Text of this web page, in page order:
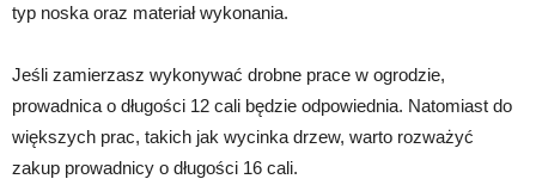
typ noska oraz materiał wykonania.
Jeśli zamierzasz wykonywać drobne prace w ogrodzie,
prowadnica o długości 12 cali będzie odpowiednia. Natomiast do
większych prac, takich jak wycinka drzew, warto rozważyć
zakup prowadnicy o długości 16 cali.